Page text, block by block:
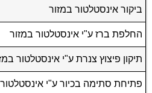
ביקור אינסטלטור במזור
החלפת ברז ע"י אינסטלטור במזור
תיקון פיצוץ צנרת ע"י אינסטלטור
פתיחת סתימה בכיור ע"י